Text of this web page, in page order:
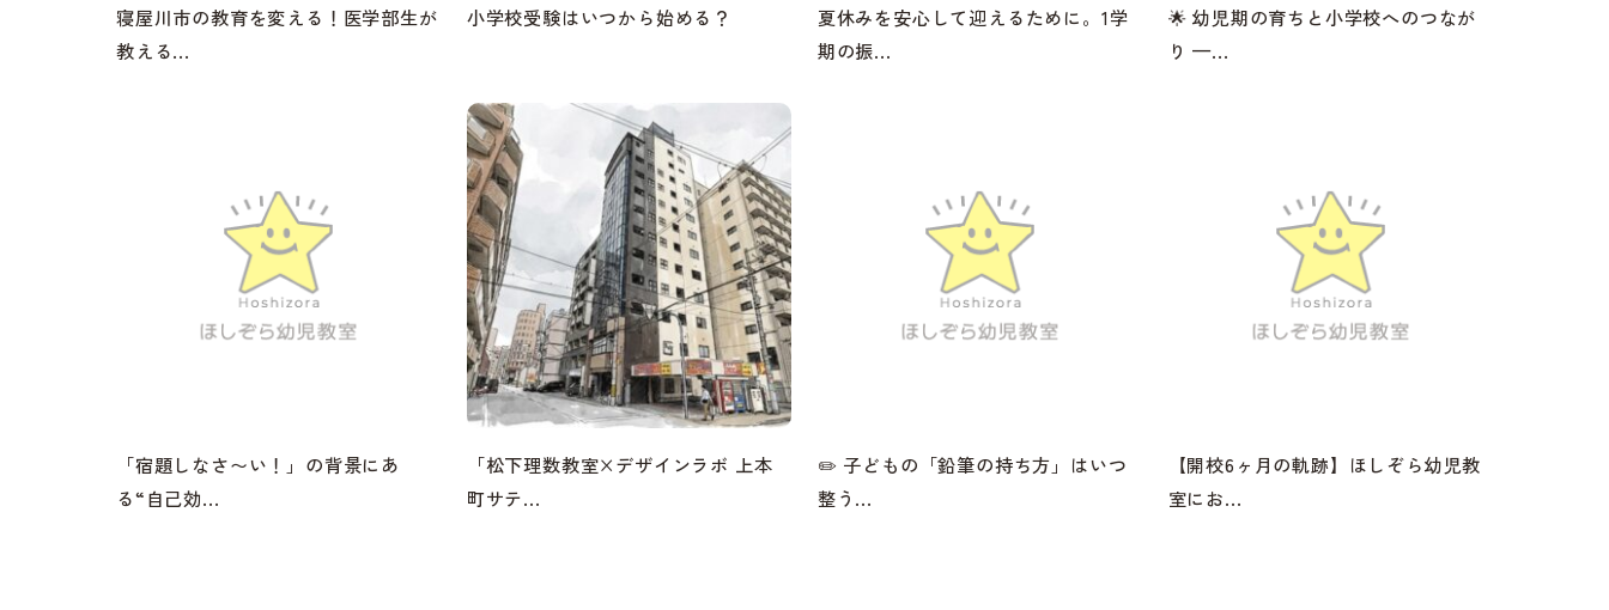
寝屋川市の教育を変える！医学部生が
教える...
小学校受験はいつから始める？
夏休みを安心して迎えるために。1学
期の振...
🌟 幼児期の育ちと小学校へのつなが
り —...
「宿題しなさ〜い！」の背景にあ
る“自己効...
「松下理数教室×デザインラボ 上本
町サテ...
✏️ 子どもの「鉛筆の持ち方」はいつ
整う...
【開校6ヶ月の軌跡】ほしぞら幼児教
室にお...